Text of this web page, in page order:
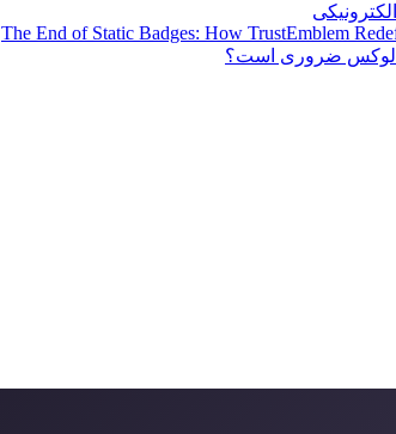
The End of Static Badges: How TrustEmblem
لوکس ضروری است؟